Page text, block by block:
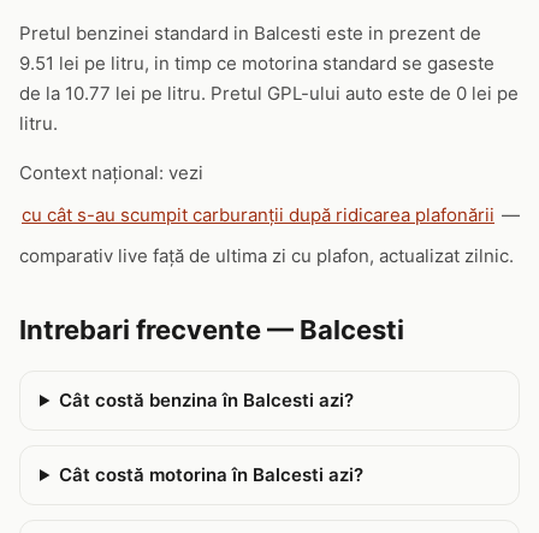
Pretul benzinei standard in Balcesti este in prezent de
9.51 lei pe litru, in timp ce motorina standard se gaseste
de la 10.77 lei pe litru. Pretul GPL-ului auto este de 0 lei pe
litru.
Context național: vezi
cu cât s-au scumpit carburanții după ridicarea plafonării —
comparativ live față de ultima zi cu plafon, actualizat zilnic.
Intrebari frecvente — Balcesti
Cât costă benzina în Balcesti azi?
Cât costă motorina în Balcesti azi?